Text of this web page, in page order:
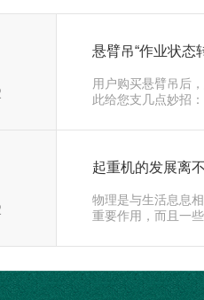
悬臂吊“作业状态
用户购买悬臂吊后
此给您支几点妙招
起重机的发展离
物理是与生活息息
重要作用，而且一